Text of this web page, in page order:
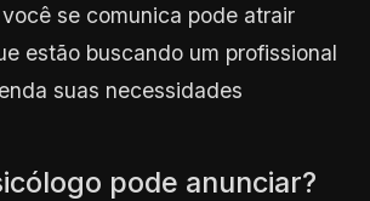
se comunica pode atrair
estão buscando um profissional
suas necessidades
pode anunciar?